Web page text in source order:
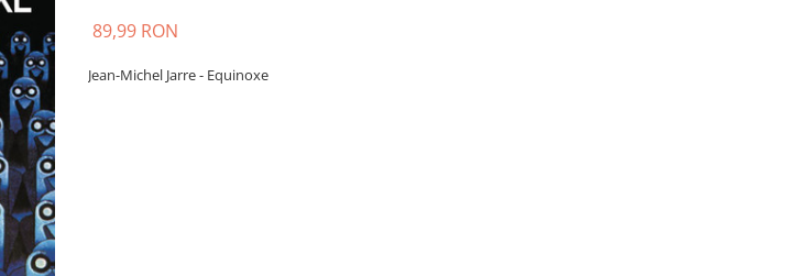
89,99 RON
Jean-Michel Jarre - Equinoxe